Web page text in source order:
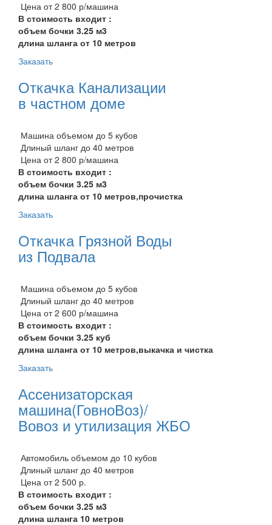
Цена от 2 800 р/машина
В стоимость входит :
объем бочки 3.25 м3
длина шланга от 10 метров
Заказать
Откачка Канализации
в частном доме
Машина объемом до 5 кубов
Длиный шланг до 40 метров
Цена от 2 800 р/машина
В стоимость входит :
объем бочки 3.25 м3
длина шланга от 10 метров,прочистка
Заказать
Откачка Грязной Воды
из Подвала
Машина объемом до 5 кубов
Длиный шланг до 40 метров
Цена от 2 600 р/машина
В стоимость входит :
объем бочки 3.25 куб
длина шланга от 10 метров,выкачка и чистка
Заказать
Ассенизаторская
машина(ГовноВоз)/
Вовоз и утилизация ЖБО
Автомобиль объемом до 10 кубов
Длиный шланг до 40 метров
Цена от 2 500 р.
В стоимость входит :
объем бочки 3.25 м3
длина шланга 10 метров